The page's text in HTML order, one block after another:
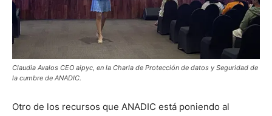
Claudia Avalos CEO aipyc, en la Charla de Protección de datos y Seguridad de
la cumbre de ANADIC.
Otro de los recursos que ANADIC está poniendo al